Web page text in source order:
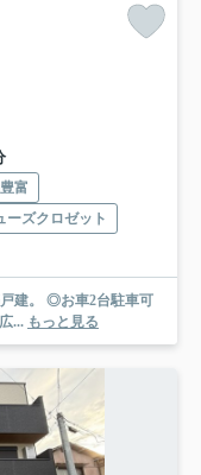
富
ーズクロゼット
建。 ◎お車2台駐車可
... もっと見る